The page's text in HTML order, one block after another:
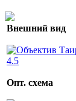
Внешний вид
Опт. схема